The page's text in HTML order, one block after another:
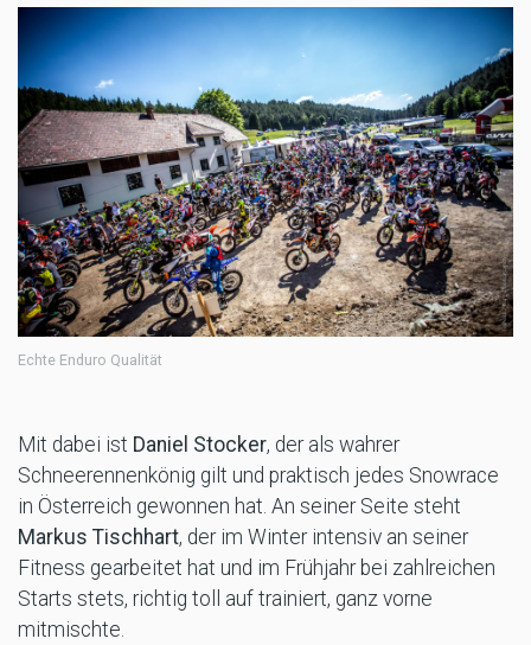
Echte Enduro Qualität
Mit dabei ist Daniel Stocker, der als wahrer
Schneerennenkönig gilt und praktisch jedes Snowrace
in Österreich gewonnen hat. An seiner Seite steht
Markus Tischhart, der im Winter intensiv an seiner
Fitness gearbeitet hat und im Frühjahr bei zahlreichen
Starts stets, richtig toll auf trainiert, ganz vorne
mitmischte.